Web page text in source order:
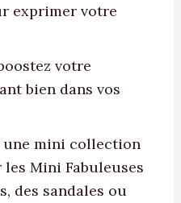
exprimer votre
votre
bien dans vos
une mini collection
Mini Fabuleuses
des sandales ou